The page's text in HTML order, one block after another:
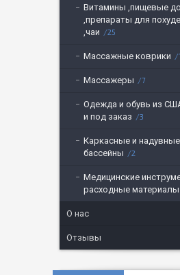
Витамины ,пищевые
,препараты для
,чаи
25
Массажные коврики
Массажеры 7
Одежда и обувь из
и под заказ
3
Каркасные и надувные
бассейны
2
Медицинские
расходные материалы
О нас
Отзывы